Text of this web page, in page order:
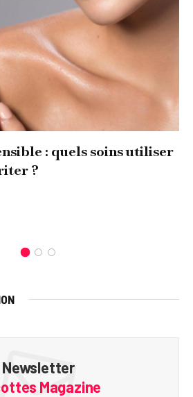
: quels soins utiliser
?
Newsletter
Magazine